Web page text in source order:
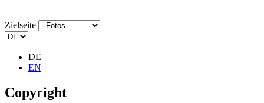
Zielseite
DE
EN
Copyright